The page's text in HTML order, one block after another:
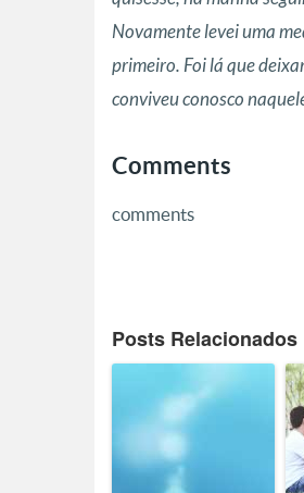
Novamente levei uma
primeiro. Foi lá que
conviveu conosco
Comments
comments
Posts Relacionados